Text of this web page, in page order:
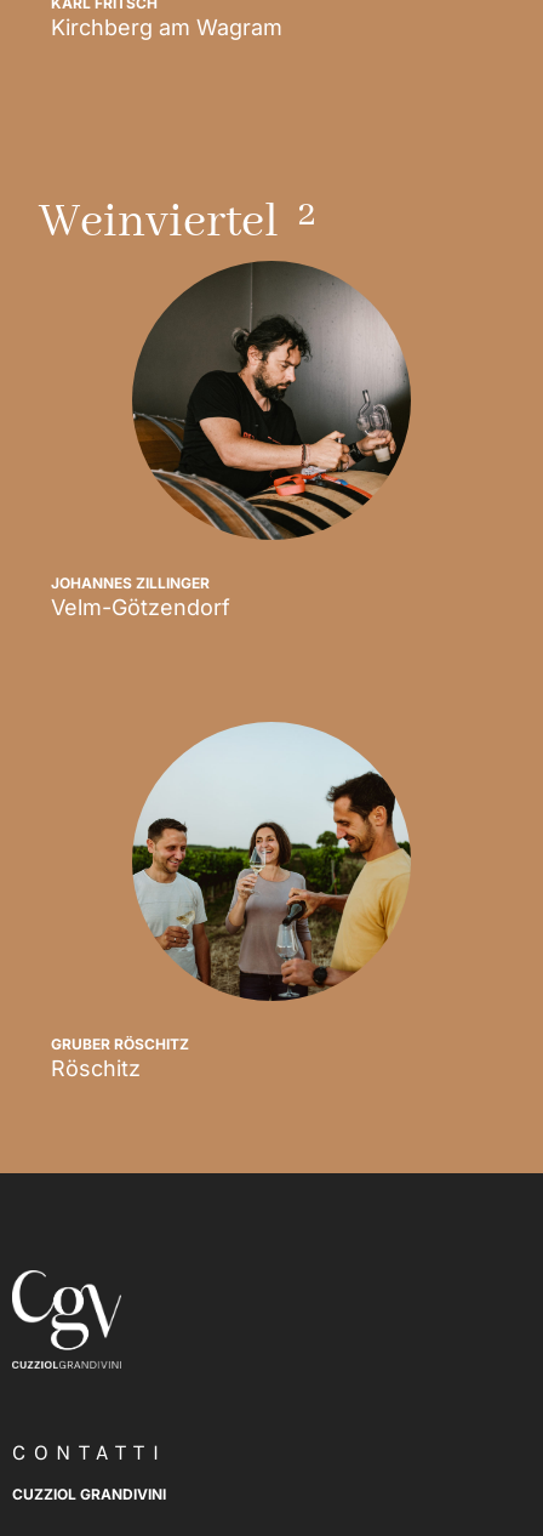
Kirchberg am WagramScopri
Weinviertel 2
JOHANNES ZILLINGER
Velm-Götzendorf
GRUBER RÖSCHITZ
Röschitz
CONTATTI
CUZZIOL GRANDIVINI